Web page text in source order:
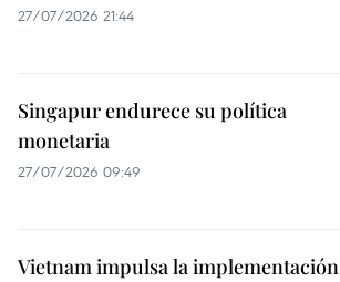
27/07/2026 21:44
Singapur endurece su política
monetaria
27/07/2026 09:49
Vietnam impulsa la implementación